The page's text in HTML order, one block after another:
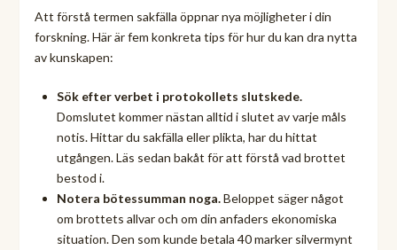
Att förstå termen sakfälla öppnar nya möjligheter i din
forskning. Här är fem konkreta tips för hur du kan dra nytta
av kunskapen:
Sök efter verbet i protokollets slutskede.
Domslutet kommer nästan alltid i slutet av varje måls
notis. Hittar du sakfälla eller plikta, har du hittat
utgången. Läs sedan bakåt för att förstå vad brottet
bestod i.
Notera bötessumman noga.Beloppet säger något
om brottets allvar och om din anfaders ekonomiska
situation. Den som kunde betala 40 marker silvermynt